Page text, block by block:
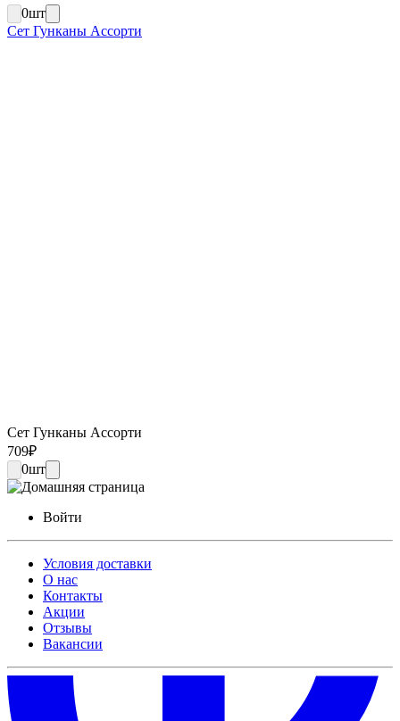
0шт
Сет Гунканы Ассорти
Сет Гунканы Ассорти
709₽
0шт
Войти
Условия доставки
О нас
Контакты
Акции
Отзывы
Вакансии